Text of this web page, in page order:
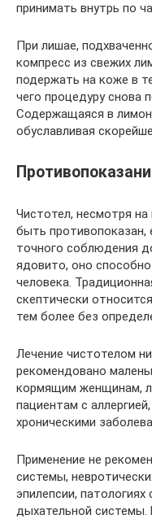
принимать внутрь по
При лишае,
компресс из свежих
подержать на коже в
чего процедуру снова
Содержащаяся в
обуславливая
Чистотел, несмотря
быть противопоказан,
точного соблюдения
ядовито, оно
человека.
скептически
тем более без
Лечение чистотелом
рекомендовано
кормящим женщинам,
пациентам с
хроническими
Применение не
системы,
эпилепсии,
дыхательной системы.